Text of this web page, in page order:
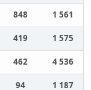
848
1 561
419
1 575
462
4 536
94
1 187